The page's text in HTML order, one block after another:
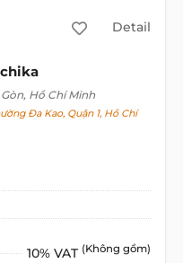
Detail
Hồ Chí Minh
Đa Kao, Quận 1, Hồ Chí
10% VAT (Không gồm)